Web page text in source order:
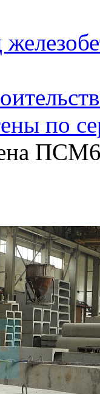
по